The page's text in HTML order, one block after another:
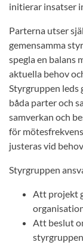
initierar insatser
Parterna utser
gemensamma
spegla en balans
aktuella behov
Styrgruppen leds
båda parter och
samverkan och
för
justeras vid
Styrgruppen
Att projekt
Att beslut